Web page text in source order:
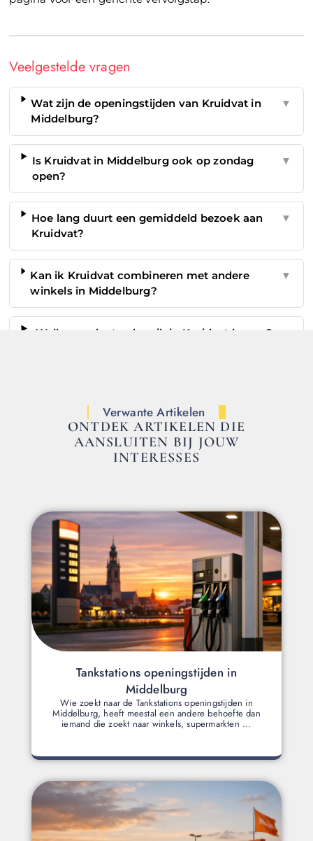
Veelgestelde vragen
Wat zijn de openingstijden van Kruidvat in
Middelburg?
▼
Is Kruidvat in Middelburg ook op zondag
open?
▼
Hoe lang duurt een gemiddeld bezoek aan
Kruidvat?
▼
Kan ik Kruidvat combineren met andere
winkels in Middelburg?
▼
Welke producten kan ik in Kruidvat kopen?
Verwante Artikelen
ONTDEK ARTIKELEN DIE
AANSLUITEN BIJ JOUW
INTERESSES
Tankstations openingstijden in
Middelburg
Wie zoekt naar de Tankstations openingstijden in
Middelburg, heeft meestal een andere behoefte dan
iemand die zoekt naar winkels, supermarkten ...